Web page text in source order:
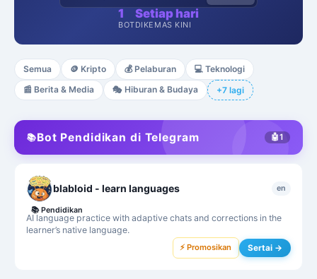
1
BOT
Setiap hari
DIKEMAS KINI
Semua 🪙 Kripto 💰 Pelaburan 💻 Teknologi
📰 Berita & Media 🎭 Hiburan & Budaya +7 lagi
📚Bot Pendidikan di Telegram 🤖1
blabloid - learn languages en
AI language practice with adaptive chats and corrections in the
learner’s native language.
📚 Pendidikan
⚡ Promosikan Sertai →